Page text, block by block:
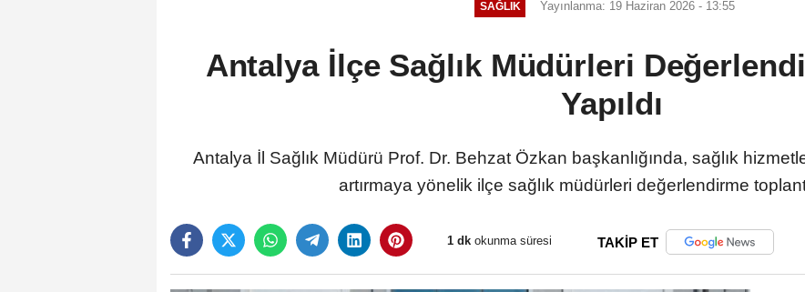
SAĞLIK Yayınlanma: 19 Haziran 2026 - 13:55
Antalya İlçe Sağlık Müdürleri
Yapıldı
Antalya İl Sağlık Müdürü Prof. Dr. Behzat Özkan başkanlığında, sağlık
artırmaya yönelik ilçe sağlık müdürleri değerlendirme
1 dk okunma süresi TAKİP ET